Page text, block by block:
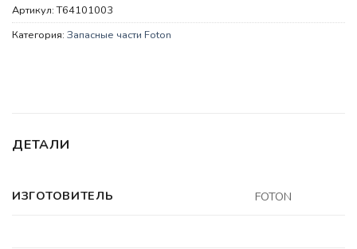
Артикул:T64101003
Категория: Запасные части Foton
ДЕТАЛИ
ИЗГОТОВИТЕЛЬ FOTON